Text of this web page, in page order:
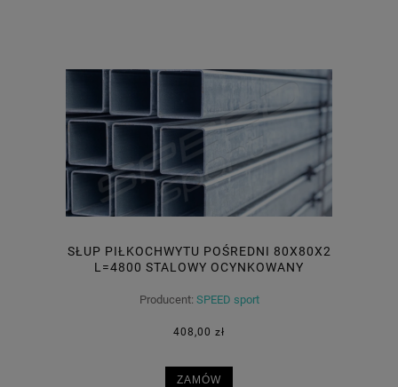
SŁUP PIŁKOCHWYTU POŚREDNI 80X80X2
L=4800 STALOWY OCYNKOWANY
Producent: SPEED sport
408,00 zł
ZAMÓW